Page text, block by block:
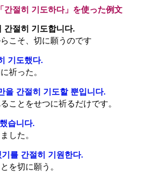
간절히 기도하다」を使った例文
간절히 기도합니다.
こそ、切に願うのです
기도했다.
祈った。
을 간절히 기도할 뿐입니다.
ことをせつに祈るだけです。
습니다.
した。
를 간절히 기원한다.
を切に願う。